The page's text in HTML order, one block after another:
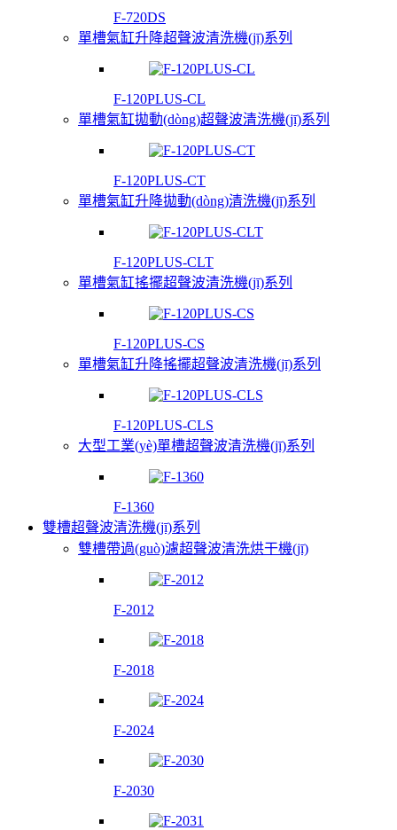
F-720DS
單槽氣缸升降超聲波清洗機(jī)系列
F-120PLUS-CL
單槽氣缸拋動(dòng)超聲波清洗機(jī)系列
F-120PLUS-CT
單槽氣缸升降拋動(dòng)清洗機(jī)系列
F-120PLUS-CLT
單槽氣缸搖擺超聲波清洗機(jī)系列
F-120PLUS-CS
單槽氣缸升降搖擺超聲波清洗機(jī)系列
F-120PLUS-CLS
大型工業(yè)單槽超聲波清洗機(jī)系列
F-1360
雙槽超聲波清洗機(jī)系列
雙槽帶過(guò)濾超聲波清洗烘干機(jī)
F-2012
F-2018
F-2024
F-2030